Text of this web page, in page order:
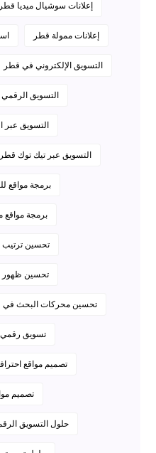
إعلانات سوشيال ميديا قطر
إعلانات ممولة قطر
التسويق الإلكتروني في قطر
التسويق
التسويق عبر
التسويق عبر تيك توك قطر
برمجة مواقع
برمجة مواقع
تحسين ترتيب
تحسين ظهور
تحسين محركات البحث في
تسويق
تصميم مواقع
تصميم
حلول التسويق